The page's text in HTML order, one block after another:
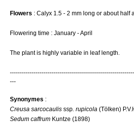
Flowers : Calyx 1.5 - 2 mm long or about half
Flowering time : January - April
The plant is highly variable in leaf length.
---
Synonymes :
Creusa sarcocaulis ssp. rupicola (Tölken)
Sedum caffrum Kuntze (1898)